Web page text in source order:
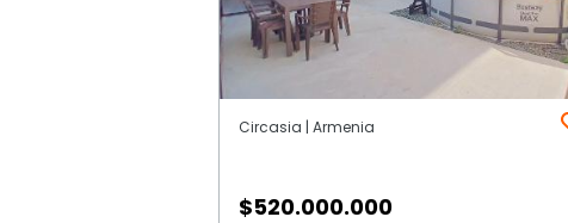
Circasia | Armenia
$520.000.000